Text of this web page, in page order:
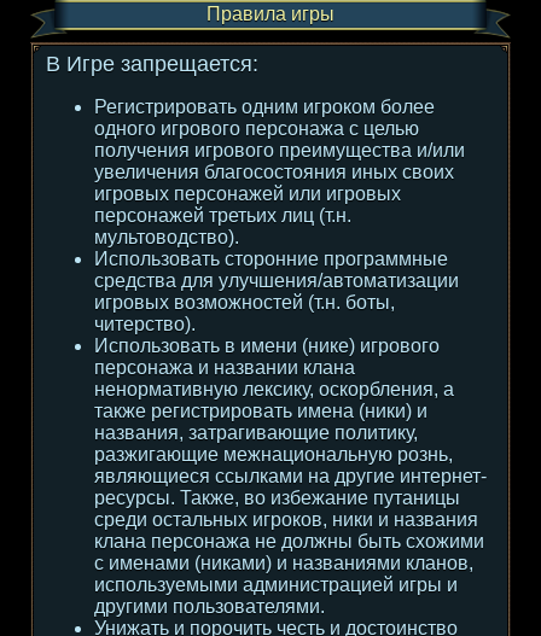
Правила игры
В Игре запрещается:
Регистрировать одним игроком более
одного игрового персонажа с целью
получения игрового преимущества и/или
увеличения благосостояния иных своих
игровых персонажей или игровых
персонажей третьих лиц (т.н.
мультоводство).
Использовать сторонние программные
средства для улучшения/автоматизации
игровых возможностей (т.н. боты,
читерство).
Использовать в имени (нике) игрового
персонажа и названии клана
ненормативную лексику, оскорбления, а
также регистрировать имена (ники) и
названия, затрагивающие политику,
разжигающие межнациональную рознь,
являющиеся ссылками на другие интернет-
ресурсы. Также, во избежание путаницы
среди остальных игроков, ники и названия
клана персонажа не должны быть схожими
с именами (никами) и названиями кланов,
используемыми администрацией игры и
другими пользователями.
Унижать и порочить честь и достоинство